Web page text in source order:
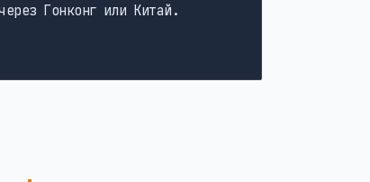
Гонконг или Китай.